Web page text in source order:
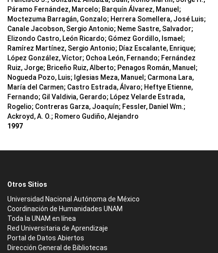
Páramo Fernández, Marcelo; Barquín Álvarez, Manuel;
Moctezuma Barragán, Gonzalo; Herrera Somellera, José Luis;
Canale Jacobson, Sergio Antonio; Neme Sastre, Salvador;
Elizondo Castro, León Ricardo; Gómez Gordillo, Ismael;
Ramírez Martínez, Sergio Antonio; Díaz Escalante, Enrique;
López González, Víctor; Ochoa León, Fernando; Fernández
Ruiz, Jorge; Briceño Ruiz, Alberto; Penagos Román, Manuel;
Nogueda Pozo, Luis; Iglesias Meza, Manuel; Carmona Lara,
María del Carmen; Castro Estrada, Álvaro; Heftye Etienne,
Fernando; Gil Valdivia, Gerardo; López Velarde Estrada,
Rogelio; Contreras Garza, Joaquín; Fessler, Daniel Wm.;
Ackroyd, A. O.; Romero Gudiño, Alejandro
1997
Otros Sitios
Universidad Nacional Autónoma de México
Coordinación de Humanidades UNAM
Toda la UNAM en línea
Red Universitaria de Aprendizaje
Portal de Datos Abiertos
Dirección General de Bibliotecas